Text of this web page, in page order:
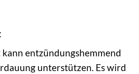
entzündungshemmend
unterstützen. Es wird